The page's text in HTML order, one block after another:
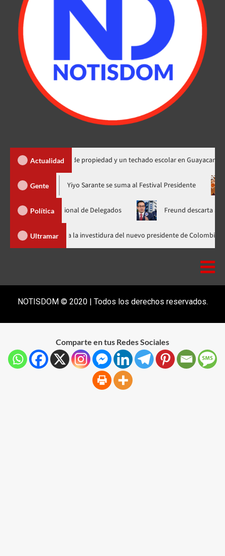
Actualidad
450 títulos de propiedad y un techado escolar en Guayacanal
Gente
nuevo horario Yiyo Sarante se suma al Festival
Política
Nacional de Delegados Freund descarta Secretaría
Ultramar
Abinader llega a Cali para asistir a la investidura del nuevo presidente de
NOTISDOM © 2020 | Todos los derechos reservados.
Comparte en tus Redes Sociales